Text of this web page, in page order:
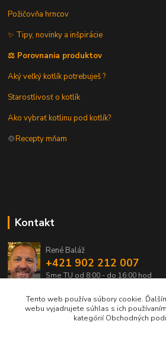
Požičovňa hrncov
✨ Tipy, novinky a inšpirácie
⚖️ Porovnania produktov
Aký veľký kotlík potrebuješ ?
Starostlivosť o kotlík
Ako vybrať kotlinu pod kotlík?
🍲Recepty mňam
Kontakt
René Baláž
+421 902 212 007
Sme TU od 8:00 - do 16:00 hod
info@kotlik.sk
Tento web používa súbory cookie.
webu vyjadrujete súhlas s ich
kategórií Obchodných